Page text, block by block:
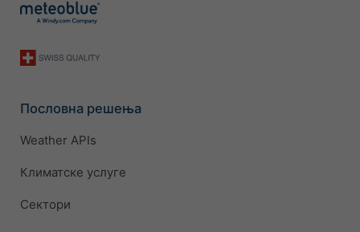
Пословна решења
Weather APIs
Климатске услуге
Сектори